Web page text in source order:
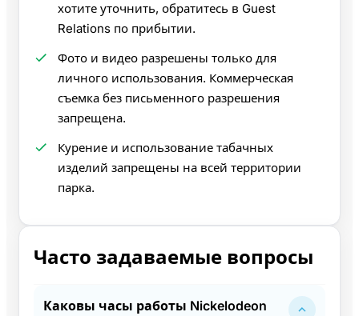
хотите уточнить, обратитесь в Guest
Relations по прибытии.
Фото и видео разрешены только для
личного использования. Коммерческая
съемка без письменного разрешения
запрещена.
Курение и использование табачных
изделий запрещены на всей территории
парка.
Часто задаваемые вопросы
Каковы часы работы Nickelodeon